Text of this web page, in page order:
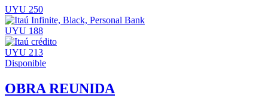
UYU 250
UYU 188
UYU 213
Disponible
OBRA REUNIDA